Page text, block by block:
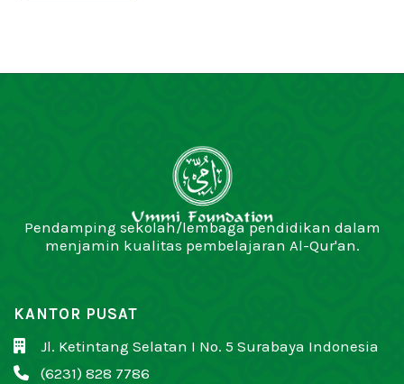
Pendamping sekolah/lembaga pendidikan dalam
menjamin kualitas pembelajaran Al-Qur'an.
KANTOR PUSAT
 Jl. Ketintang Selatan I No. 5 Surabaya Indonesia
 (6231) 828 7786